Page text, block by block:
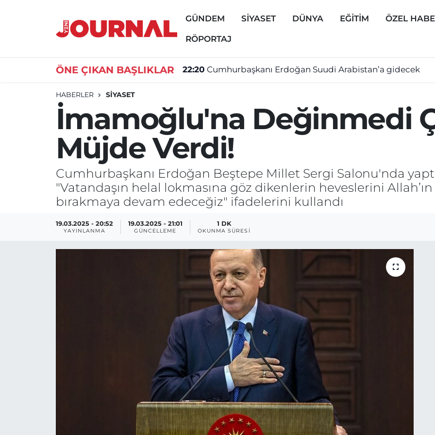
GÜNDEM SİYASET DÜNYA EĞİTİM ÖZEL
RÖPORTAJ
ÖNE ÇIKAN BAŞLIKLAR 22:20 Cumhurbaşkanı Erdoğan Suudi Arabistan’a gidecek
HABERLER SİYASET
İmamoğlu'na Değinmedi
Müjde Verdi!
Cumhurbaşkanı Erdoğan Beştepe Millet Sergi Salonu'nda
"Vatandaşın helal lokmasına göz dikenlerin heveslerini
bırakmaya devam edeceğiz" ifadelerini kullandı
19.03.2025 - 20:52
YAYINLANMA
19.03.2025 - 21:01
GÜNCELLEME
1 DK
OKUNMA SÜRESI
GÜNDEM
DÜNYA
EĞİTİM
ÖZEL HABER
Nöbetçi Eczaneler
Süper Lig Puan Durumu ve Fikstür
Tüm Manşetler
Son Dakika Haberleri
Haber Arşivi